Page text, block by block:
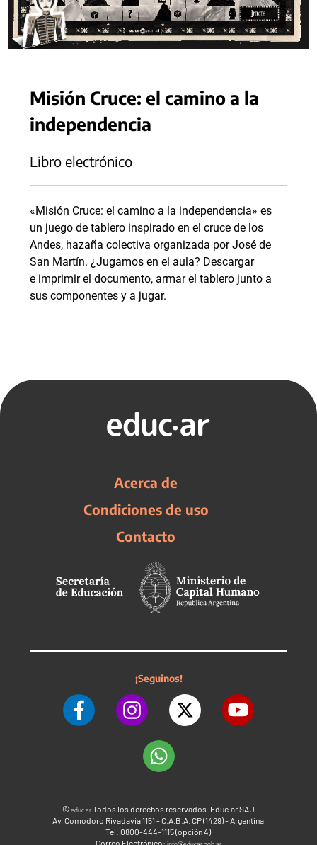
Misión Cruce: el camino a la
independencia
Libro electrónico
«Misión Cruce: el camino a la independencia» es
un juego de tablero inspirado en el cruce de los
Andes, hazaña colectiva organizada por José de
San Martín. ¿Jugamos en el aula? Descargar
e imprimir el documento, armar el tablero junto a
sus componentes y a jugar.
Acerca de
Condiciones de uso
Contacto
¡Seguinos!
©educ.arTodos los derechos reservados. Educ.ar SAU
Av. Comodoro Rivadavia 1151 - C.A.B.A. CP (1429) - Argentina
Tel: 0800-444-1115 (opción 4)
Correo Electrónico: